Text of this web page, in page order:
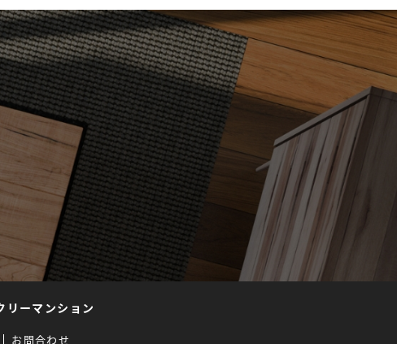
リーマンション
お問合わせ